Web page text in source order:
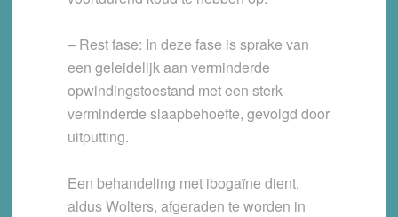
– Rest fase: In deze fase is sprake van
een geleidelijk aan verminderde
opwindingstoestand met een sterk
verminderde slaapbehoefte, gevolgd door
uitputting.
Een behandeling met ibogaïne dient,
aldus Wolters, afgeraden te worden in